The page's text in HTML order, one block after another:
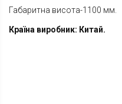
Габаритна висота-1100 мм.
Країна виробник: Китай.